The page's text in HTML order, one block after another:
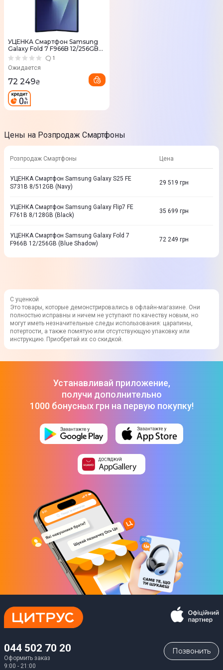
УЦЕНКА Смартфон Samsung
Galaxy Fold 7 F966B 12/256GB
(Blue Shadow) 1
Ожидается
72 249₴
Цены на Розпродаж Смартфоны
Розпродаж Смартфоны Цена
УЦЕНКА Смартфон Samsung Galaxy S25 FE
S731B 8/512GB (Navy)
29 519 грн
УЦЕНКА Смартфон Samsung Galaxy Flip7 FE
F761B 8/128GB (Black)
35 699 грн
УЦЕНКА Смартфон Samsung Galaxy Fold 7
F966B 12/256GB (Blue Shadow)
72 249 грн
С уценкой
Это товары, которые демонстрировались в офлайн-магазине. Они
полностью исправны и ничем не уступают по качеству новым, но
могут иметь незначительные следы использования: царапины,
потертости, а также помятую или отсутствующую упаковку или
инструкцию. Приобретай их со скидкой.
Устанавливай приложение,
получи дополнительно
1000 бонусных грн на первую покупку!
044 502 70 20
Оформить заказ
9:00 - 21:00
Позвонить